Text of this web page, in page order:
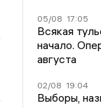
05/08 17:05
Всякая
начало.
августа
02/08 19:04
Выборы,